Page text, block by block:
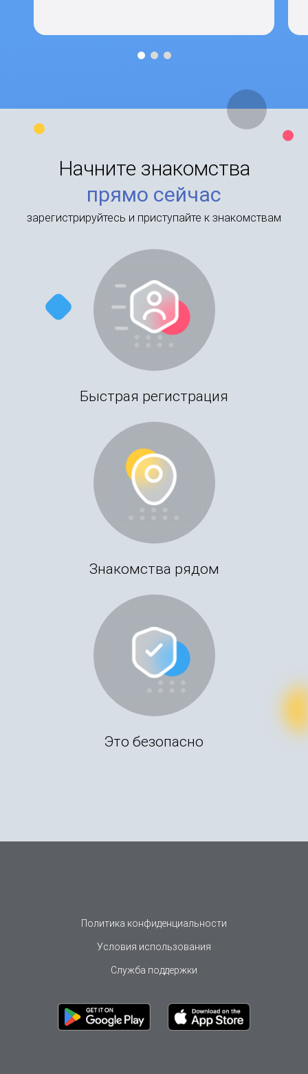
Начните знакомства
прямо сейчас
зарегистрируйтесь и приступайте к знакомствам
Быстрая регистрация
Знакомства рядом
Это безопасно
Политика конфиденциальности
Условия использования
Служба поддержки